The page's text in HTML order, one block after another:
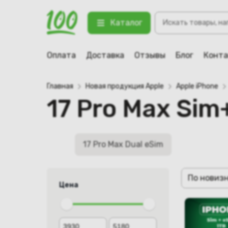
Каталог
товаров
Оплата Доставка Отзывы Блог
Главная Новая продукция Apple Apple iPhone
17 Pro Max
17 Pro Max Dual eSim
Цена
По